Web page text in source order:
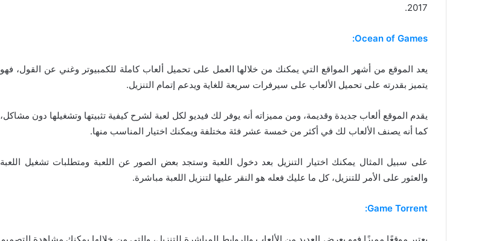
2017.
Ocean of Games:
يعد الموقع من أشهر المواقع التي يمكنك من خلالها العمل على تحميل ألعاب كاملة للكمبيوتر وغني عن القول، فهو
يتميز بقدرته على تحميل الألعاب على سيرفرات سريعة للغاية ويدعم إتمام التنزيل.
يقدم الموقع ألعاب جديدة وقديمة، ومن مميزاته أنه يوفر لك فيديو لكل لعبة لشرح كيفية تثبيتها وتشغيلها دون مشاكل،
كما أنه يصنف الألعاب لك في أكثر من خمسة عشر فئة مختلفة ويمكنك اختيار المناسب منها.
على سبيل المثال يمكنك اختيار التنزيل بعد دخول اللعبة وستجد بعض الصور عن اللعبة ومتطلبات تشغيل اللعبة
والعثور على الأمر للتنزيل، كل ما عليك فعله هو النقر عليها لتنزيل اللعبة مباشرة.
Game Torrent: